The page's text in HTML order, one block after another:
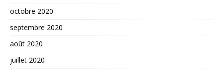
octobre 2020
septembre 2020
août 2020
juillet 2020